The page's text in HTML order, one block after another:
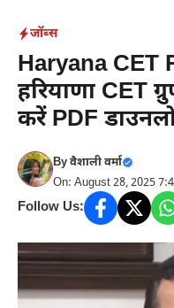
content
जॉब्स
Haryana CET
हरियाणा CET
करें PDF
Byवैशाली वर्मा
On: August 28, 2025
Follow Us: